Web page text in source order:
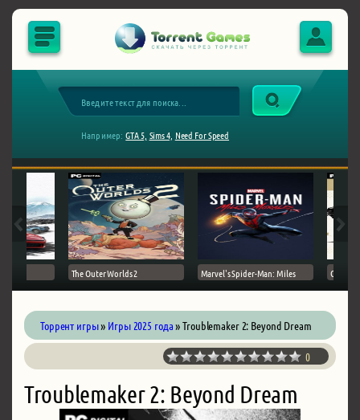
Например: GTA 5, Sims 4, Need For Speed
The Outer Worlds 2 Marvel's Spider-Man: Miles Ghost
Торрент игры» Игры 2025 года» Troublemaker 2: Beyond Dream
0
Troublemaker 2: Beyond Dream